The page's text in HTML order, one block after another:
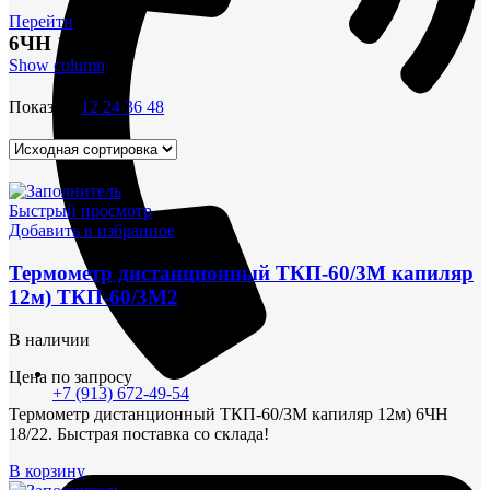
+7 (913) 672-49-54
Перейти
6ЧН 18/22
Show column
Показать 12 24 36 48
Быстрый просмотр
Добавить в избранное
Термометр дистанционный ТКП-60/3М капиляр
12м) ТКП-60/3М2
В наличии
Цена по запросу
Термометр дистанционный ТКП-60/3М капиляр 12м) 6ЧН
18/22. Быстрая поставка со склада!
В корзину